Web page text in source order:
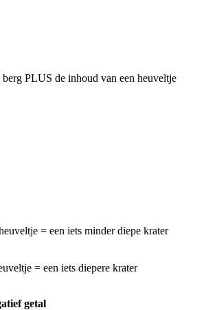
PLUS de inhoud van een heuveltje
= een iets minder diepe krater
= een iets diepere krater
getal